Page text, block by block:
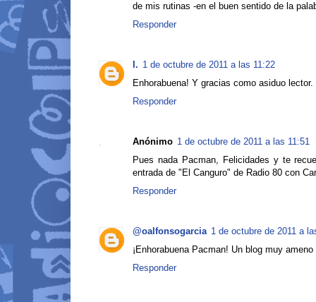
de mis rutinas -en el buen sentido de la
Responder
I. 1 de octubre de 2011 a las 11:22
Enhorabuena! Y gracias como asiduo lector.
Responder
Anónimo 1 de octubre de 2011 a las 11:51
Pues nada Pacman, Felicidades y te
entrada de "El Canguro" de Radio 80 con
Responder
@oalfonsogarcia 1 de octubre de 2011 a
¡Enhorabuena Pacman! Un blog muy
Responder